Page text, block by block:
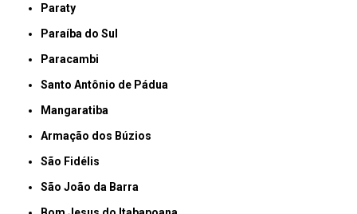
Paraty
Paraíba do Sul
Paracambi
Santo Antônio de Pádua
Mangaratiba
Armação dos Búzios
São Fidélis
São João da Barra